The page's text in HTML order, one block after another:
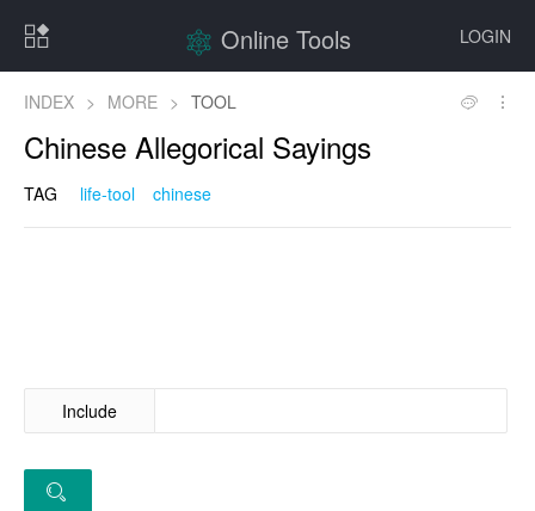
LOGIN
Online Tools
INDEX > MORE > TOOL
Chinese Allegorical Sayings
TAG life-tool chinese
Include